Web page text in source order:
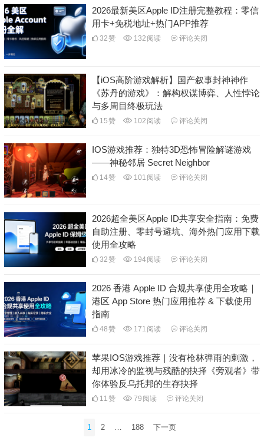
2026最新美区Apple ID注册完整教程：零信
用卡+免税地址+热门APP推荐
32赞 132 阅读 评论关闭
【iOS高阶游戏解析】国产叙事封神神作
《苏丹的游戏》：解构权谋博弈、人性悖论
与多周目终极玩法
15赞 102 阅读 评论关闭
IOS游戏推荐：独特3D恐怖冒险解谜游戏
——神秘邻居 Secret Neighbor
14赞 101 阅读 评论关闭
2026超全美区Apple ID共享安全指南：免费
自助注册、零封号避坑、海外热门应用下载
使用全攻略
32赞 194阅读 评论关闭
2026 香港 Apple ID 合规共享使用全攻略｜
港区 App Store 热门应用推荐 & 下载使用
指南
48赞 171 阅读 评论关闭
苹果IOS游戏推荐｜没有枪林弹雨的刺激，
却用冰冷的监视与残酷的抉择《旁观者》带
你体验反乌托邦的生存抉择
11赞 79 阅读 评论关闭
1 2 … 188 下一页